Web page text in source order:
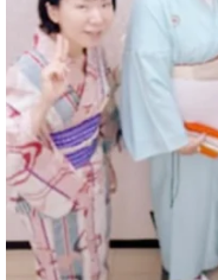
マジシャン派
@comedy_illusion
お疲れ様です
YouTubeを更
https://youtu.be/
#企業公式がお
#チャンネル登
#愛媛県
#新居浜市